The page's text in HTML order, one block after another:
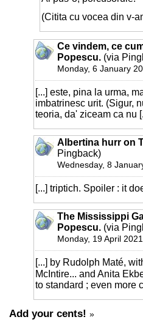
(Citita cu vocea din v-
Ce vindem, ce
Popescu. (via
Monday, 6 January
[...] este, pina la urma,
imbatrinesc urit. (Sigur,
teoria, da' ziceam ca nu
Albertina hurr on
Pingback)
Wednesday, 8
[...] triptich. Spoiler : it
The Mississippi
Popescu. (via
Monday, 19 April 2021
[...] by Rudolph Maté,
McIntire... and Anita
to standard ; even more
Add your cents! »